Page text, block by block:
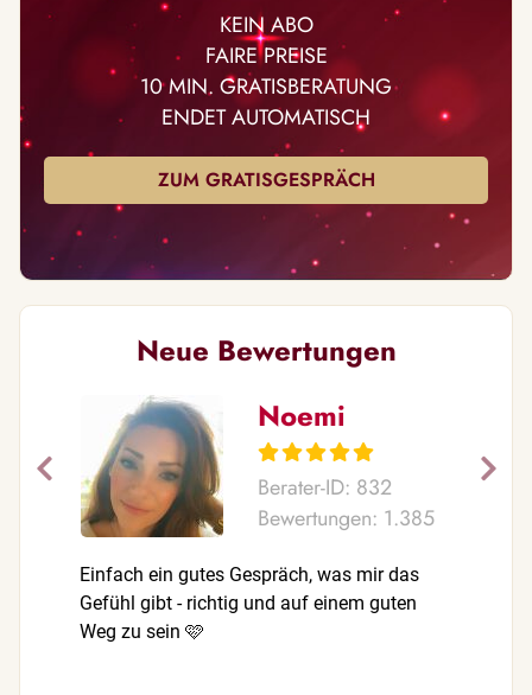
KEIN ABO
FAIRE PREISE
10 MIN. GRATISBERATUNG
ENDET AUTOMATISCH
ZUM GRATISGESPRÄCH
Neue Bewertungen
Noemi
Berater-ID: 832
Bewertungen: 1.385
Einfach ein gutes Gespräch, was mir das
Gefühl gibt - richtig und auf einem guten
Weg zu sein 🩷